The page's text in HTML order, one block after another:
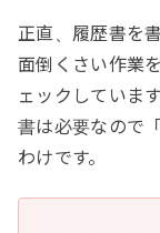
正直、履歴書を
面倒くさい作業
ェックしていま
書は必要なので
わけです。